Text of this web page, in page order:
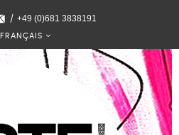
/ +49 (0)681 3838191
FRANÇAIS